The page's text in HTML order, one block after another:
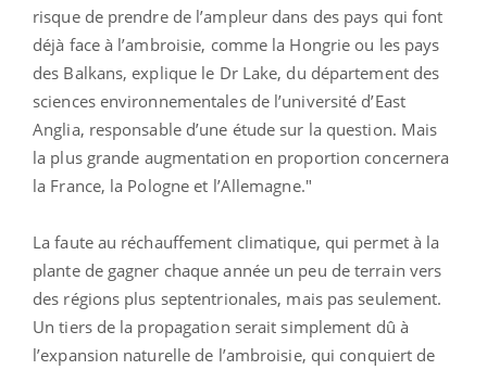
risque de prendre de l’ampleur dans des pays qui font
déjà face à l’ambroisie, comme la Hongrie ou les pays
des Balkans, explique le Dr Lake, du département des
sciences environnementales de l’université d’East
Anglia, responsable d’une étude sur la question. Mais
la plus grande augmentation en proportion concernera
la France, la Pologne et l’Allemagne."
La faute au réchauffement climatique, qui permet à la
plante de gagner chaque année un peu de terrain vers
des régions plus septentrionales, mais pas seulement.
Un tiers de la propagation serait simplement dû à
l’expansion naturelle de l’ambroisie, qui conquiert de